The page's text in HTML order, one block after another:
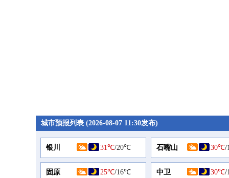
城市预报列表 (2026-08-07 11:30发布)
银川 31℃/20℃ 石嘴山 30℃/
固原 25℃/16℃ 中卫 30℃/